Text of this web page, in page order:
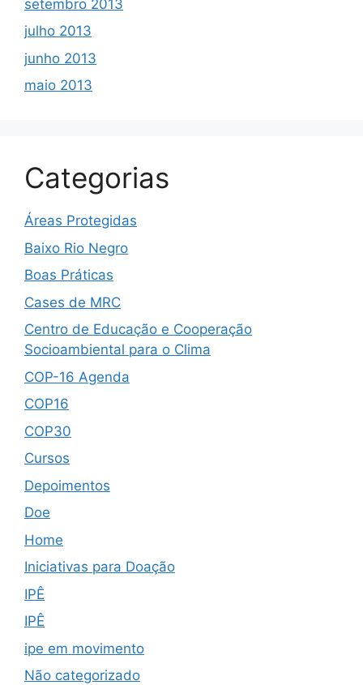
setembro 2013
julho 2013
junho 2013
maio 2013
Categorias
Áreas Protegidas
Baixo Rio Negro
Boas Práticas
Cases de MRC
Centro de Educação e Cooperação
Socioambiental para o Clima
COP-16 Agenda
COP16
COP30
Cursos
Depoimentos
Doe
Home
Iniciativas para Doação
IPÊ
IPÊ
ipe em movimento
Não categorizado